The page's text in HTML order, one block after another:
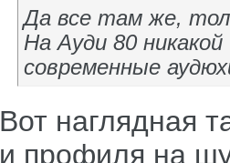
Да все там же,
На Ауди 80
современные
Вот наглядная
и профиля на